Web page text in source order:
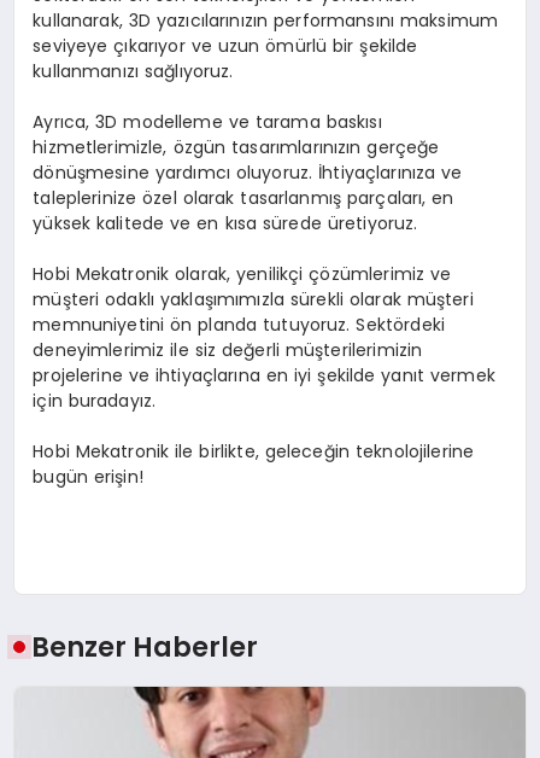
kullanarak, 3D yazıcılarınızın performansını maksimum
seviyeye çıkarıyor ve uzun ömürlü bir şekilde
kullanmanızı sağlıyoruz.
Ayrıca, 3D modelleme ve tarama baskısı
hizmetlerimizle, özgün tasarımlarınızın gerçeğe
dönüşmesine yardımcı oluyoruz. İhtiyaçlarınıza ve
taleplerinize özel olarak tasarlanmış parçaları, en
yüksek kalitede ve en kısa sürede üretiyoruz.
Hobi Mekatronik olarak, yenilikçi çözümlerimiz ve
müşteri odaklı yaklaşımımızla sürekli olarak müşteri
memnuniyetini ön planda tutuyoruz. Sektördeki
deneyimlerimiz ile siz değerli müşterilerimizin
projelerine ve ihtiyaçlarına en iyi şekilde yanıt vermek
için buradayız.
Hobi Mekatronik ile birlikte, geleceğin teknolojilerine
bugün erişin!
Benzer Haberler